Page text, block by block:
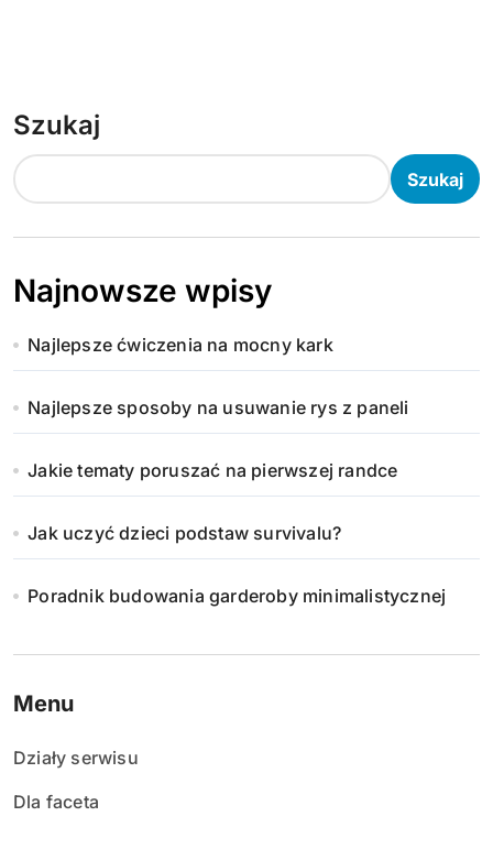
Szukaj
Szukaj
Najnowsze wpisy
Najlepsze ćwiczenia na mocny kark
Najlepsze sposoby na usuwanie rys z paneli
Jakie tematy poruszać na pierwszej randce
Jak uczyć dzieci podstaw survivalu?
Poradnik budowania garderoby minimalistycznej
Menu
Działy serwisu
Dla faceta